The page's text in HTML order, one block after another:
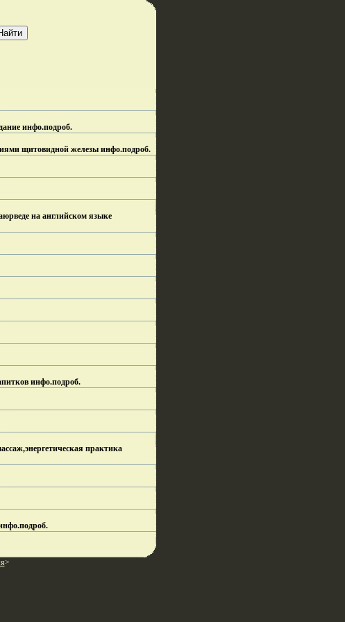
инфо.подроб.
щитовидной железы инфо.подроб.
на английском языке
инфо.подроб.
практика
подроб.
>